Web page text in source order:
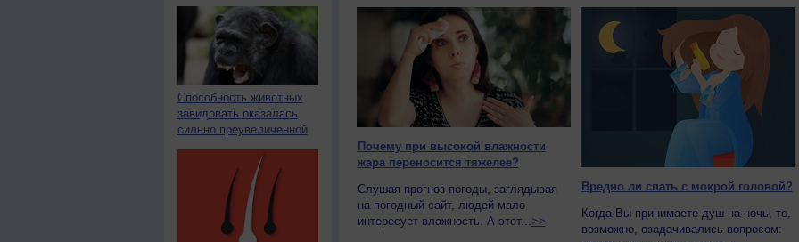
Способность животных
завидовать оказалась
сильно преувеличенной
Почему при высокой влажности
жара переносится тяжелее?
Слушая прогноз погоды, заглядывая
на погодный сайт, людей мало
интересует влажность. А этот...>>
Вредно ли спать с мокрой головой?
Когда Вы принимаете душ на ночь, то,
возможно, озадачивались вопросом: